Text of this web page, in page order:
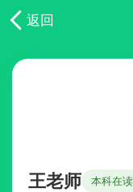
返回
王老师 本科在读